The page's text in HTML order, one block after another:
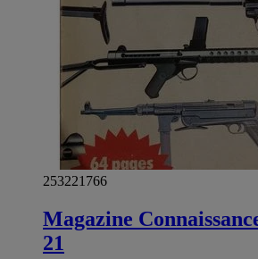
253221766
Magazine
21